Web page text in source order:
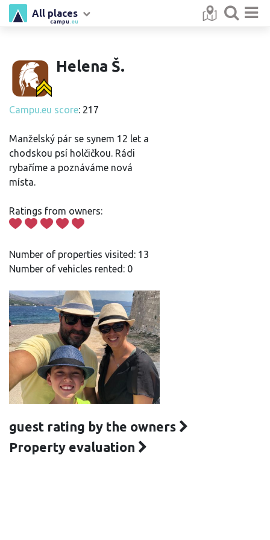
campu .eu
All places
Helena Š.
Campu.eu score: 217
Manželský pár se synem 12 let a
chodskou psí holčičkou. Rádi
rybaříme a poznáváme nová
místa.
Ratings from owners:
Number of properties visited: 13
Number of vehicles rented: 0
guest rating by the owners
Property evaluation